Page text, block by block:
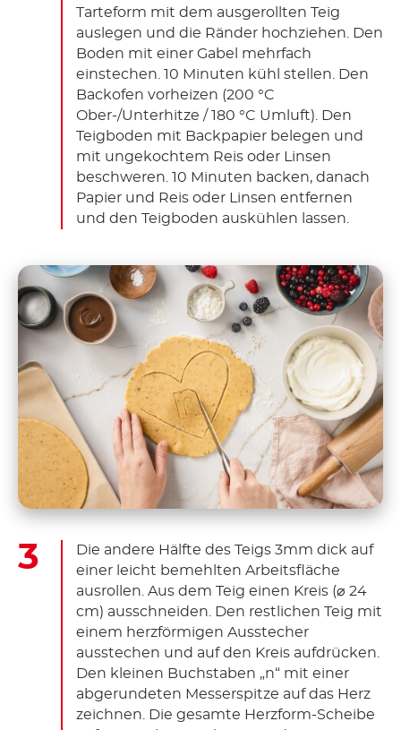
Tarteform mit dem ausgerollten Teig
auslegen und die Ränder hochziehen. Den
Boden mit einer Gabel mehrfach
einstechen. 10 Minuten kühl stellen. Den
Backofen vorheizen (200 °C
Ober-/Unterhitze / 180 °C Umluft). Den
Teigboden mit Backpapier belegen und
mit ungekochtem Reis oder Linsen
beschweren. 10 Minuten backen, danach
Papier und Reis oder Linsen entfernen
und den Teigboden auskühlen lassen.
Die andere Hälfte des Teigs 3mm dick auf
einer leicht bemehlten Arbeitsfläche
ausrollen. Aus dem Teig einen Kreis (⌀ 24
cm) ausschneiden. Den restlichen Teig mit
einem herzförmigen Ausstecher
ausstechen und auf den Kreis aufdrücken.
Den kleinen Buchstaben „n“ mit einer
abgerundeten Messerspitze auf das Herz
zeichnen. Die gesamte Herzform-Scheibe